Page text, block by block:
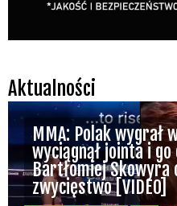
Aktualności
MMA: Polak wygrał
wyciągnął jointa i go
Bartłomiej Skowyra
zwycięstwo [VIDEO]